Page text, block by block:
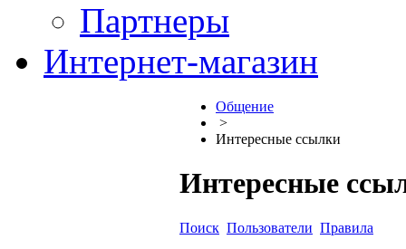
Партнеры
Интернет-магазин
Общение
>
Интересные ссылки
Интересные
Поиск Пользователи Правила